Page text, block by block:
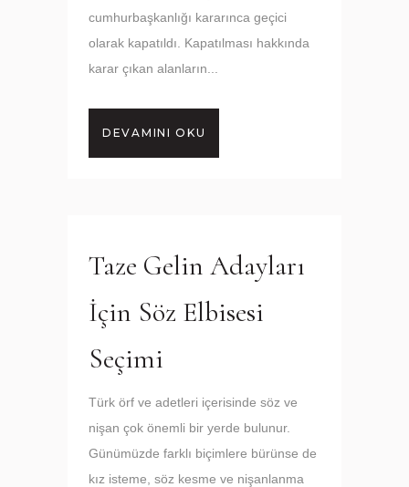
cumhurbaşkanlığı kararınca geçici
olarak kapatıldı. Kapatılması hakkında
karar çıkan alanların...
DEVAMINI OKU
Taze Gelin Adayları
İçin Söz Elbisesi
Seçimi
Türk örf ve adetleri içerisinde söz ve
nişan çok önemli bir yerde bulunur.
Günümüzde farklı biçimlere bürünse de
kız isteme, söz kesme ve nişanlanma